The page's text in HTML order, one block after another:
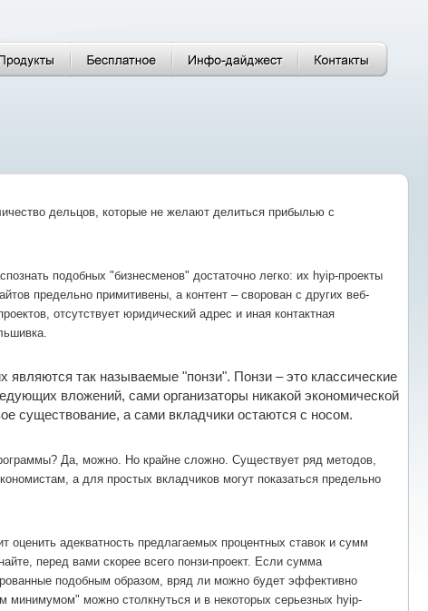
дельцов, которые не желают делиться прибылью с
подобных "бизнесменов" достаточно легко: их hyip-проекты
предельно примитивены, а контент – сворован с других веб-
отсутствует юридический адрес и иная контактная
являются так называемые "понзи". Понзи – это классические
вложений, сами организаторы никакой экономической
существование, а сами вкладчики остаются с носом.
Да, можно. Но крайне сложно. Существует ряд методов,
а для простых вкладчиков могут показаться предельно
оценить адекватность предлагаемых процентных ставок и сумм
перед вами скорее всего понзи-проект. Если сумма
подобным образом, вряд ли можно будет эффективно
можно столкнуться и в некоторых серьезных hyip-